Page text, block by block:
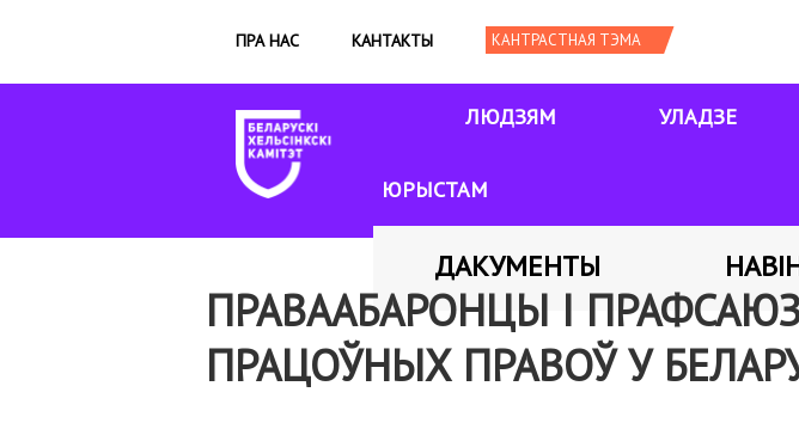
ПРА НАС КАНТАКТЫ
ЛЮДЗЯМ УЛАДЗЕ
ЮРЫСТАМ
ДАКУМЕНТЫ
ПРАВААБАРОНЦЫ І
ПРАЦОЎНЫХ ПРАВОЎ У